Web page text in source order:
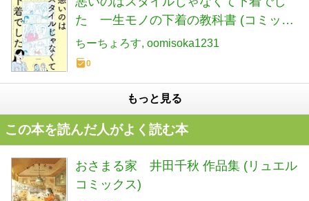
た 一生モノの下着の教科書 (コミック
エッセイ)
ちーちょろす oomisoka1231
0
もっと見る
この本を読んだ人がよく読む本
おさまる家 井田千秋 作品集 (リュエル
コミックス)